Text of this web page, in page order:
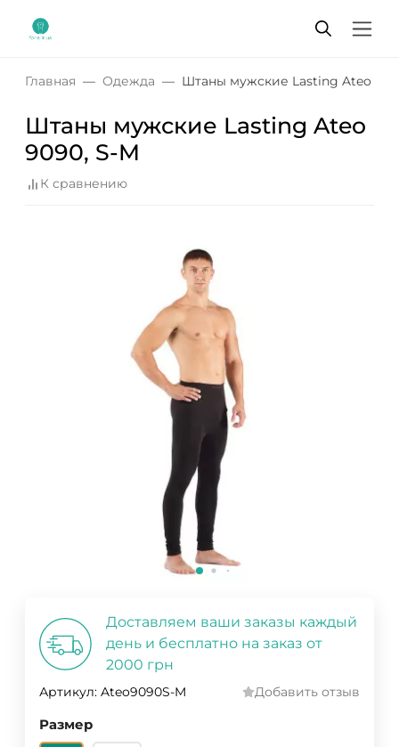
Главная Одежда Штаны мужские Lasting Ateo
Штаны мужские Lasting Ateo
9090, S-M
К сравнению
Доставляем ваши заказы каждый
день и бесплатно на заказ от
2000 грн
Артикул: Ateo9090S-M Добавить отзыв
Размер